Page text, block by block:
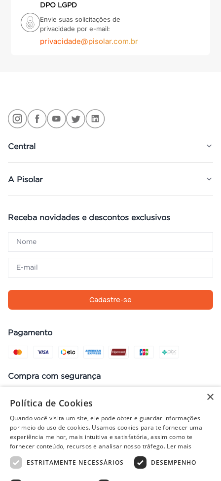
DPO LGPD
Envie suas solicitações de
privacidade por e-mail:
privacidade@pisolar.com.br
Central
A Pisolar
Receba novidades e descontos exclusivos
Cadastre-se
Pagamento
Compra com segurança
Preços, promoções, condições de pagamento e frete válidos apenas
para compras no site. Em caso de divergência, prevalece o valor do
carrinho no fechamento do pedido. Vendas sujeitas à análise e
×
Política de Cookies
Quando você visita um site, ele pode obter e guardar informações
por meio do uso de cookies. Usamos cookies para te fornecer uma
experiência melhor, mais intuitiva e satisfatória, assim como te
fornecer conteúdo, recursos e analisar nosso tráfego. Ler mais
ESTRITAMENTE NECESSÁRIOS
DESEMPENHO